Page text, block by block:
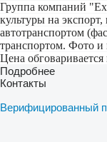
Группа компаний
культуры на
автотранспортом
транспортом. Фото и
Цена
Подробнее
Контакты
Верифицированный